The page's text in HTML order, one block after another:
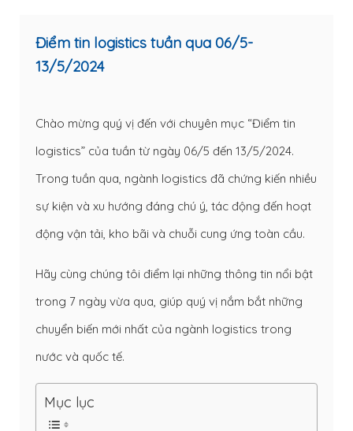
Điểm tin logistics tuần qua 06/5-
13/5/2024
Chào mừng quý vị đến với chuyên mục “Điểm tin
logistics” của tuần từ ngày 06/5 đến 13/5/2024.
Trong tuần qua, ngành logistics đã chứng kiến nhiều
sự kiện và xu hướng đáng chú ý, tác động đến hoạt
động vận tải, kho bãi và chuỗi cung ứng toàn cầu.
Hãy cùng chúng tôi điểm lại những thông tin nổi bật
trong 7 ngày vừa qua, giúp quý vị nắm bắt những
chuyển biến mới nhất của ngành logistics trong
nước và quốc tế.
Mục lục